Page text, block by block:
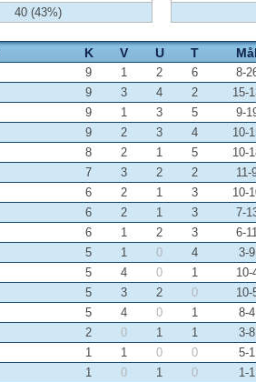
40 (43%)
K V U T
9 1 2 6
8-
9 3 4 2
15-
9 1 3 5
9-
9 2 3 4
10-
8 2 1 5
10-
7 3 2 2
11-
6 2 1 3
10-
6 2 1 3
7-
6 1 2 3
6-
5 1 0 4
3-9
5 4 0 1
10-
5 3 2 0
10-
5 4 0 1
8-4
2 0 1 1
3-8
1 1 0 0
5-1
1 0 1 0 1-1